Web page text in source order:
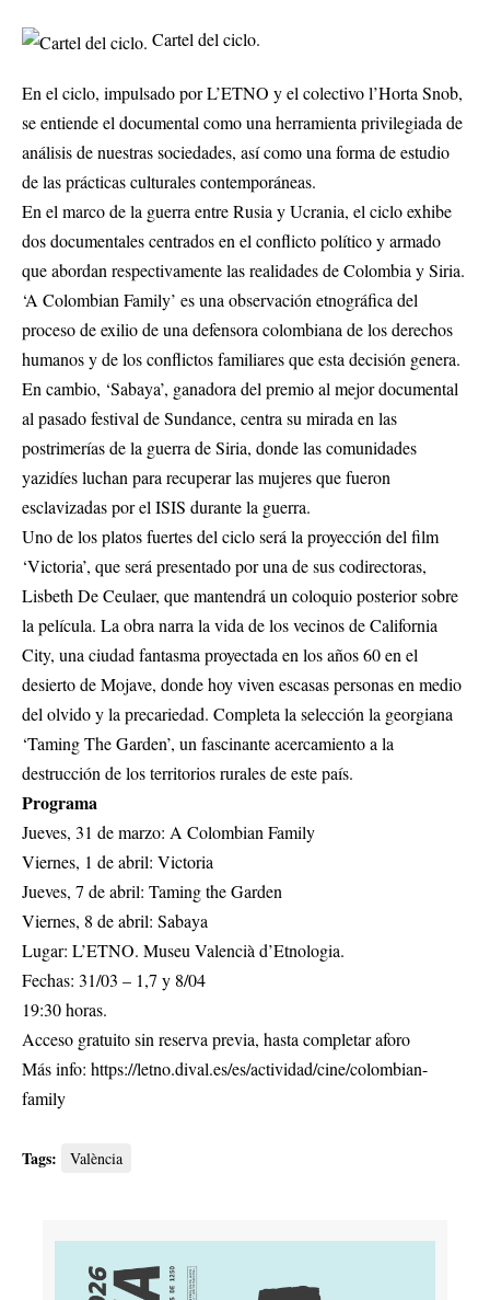
Cartel del ciclo.
En el ciclo, impulsado por L’ETNO y el colectivo l’Horta Snob,
se entiende el documental como una herramienta privilegiada de
análisis de nuestras sociedades, así como una forma de estudio
de las prácticas culturales contemporáneas.
En el marco de la guerra entre Rusia y Ucrania, el ciclo exhibe
dos documentales centrados en el conflicto político y armado
que abordan respectivamente las realidades de Colombia y Siria.
‘A Colombian Family’ es una observación etnográfica del
proceso de exilio de una defensora colombiana de los derechos
humanos y de los conflictos familiares que esta decisión genera.
En cambio, ‘Sabaya’, ganadora del premio al mejor documental
al pasado festival de Sundance, centra su mirada en las
postrimerías de la guerra de Siria, donde las comunidades
yazidíes luchan para recuperar las mujeres que fueron
esclavizadas por el ISIS durante la guerra.
Uno de los platos fuertes del ciclo será la proyección del film
‘Victoria’, que será presentado por una de sus codirectoras,
Lisbeth De Ceulaer, que mantendrá un coloquio posterior sobre
la película. La obra narra la vida de los vecinos de California
City, una ciudad fantasma proyectada en los años 60 en el
desierto de Mojave, donde hoy viven escasas personas en medio
del olvido y la precariedad. Completa la selección la georgiana
‘Taming The Garden’, un fascinante acercamiento a la
destrucción de los territorios rurales de este país.
Programa
Jueves, 31 de marzo: A Colombian Family
Viernes, 1 de abril: Victoria
Jueves, 7 de abril: Taming the Garden
Viernes, 8 de abril: Sabaya
Lugar: L’ETNO. Museu Valencià d’Etnologia.
Fechas: 31/03 – 1,7 y 8/04
19:30 horas.
Acceso gratuito sin reserva previa, hasta completar aforo
Más info: https://letno.dival.es/es/actividad/cine/colombian-
family
Tags: València